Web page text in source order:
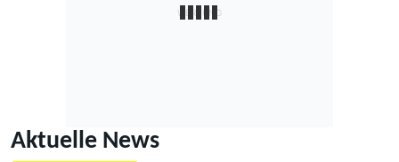
Aktuelle News